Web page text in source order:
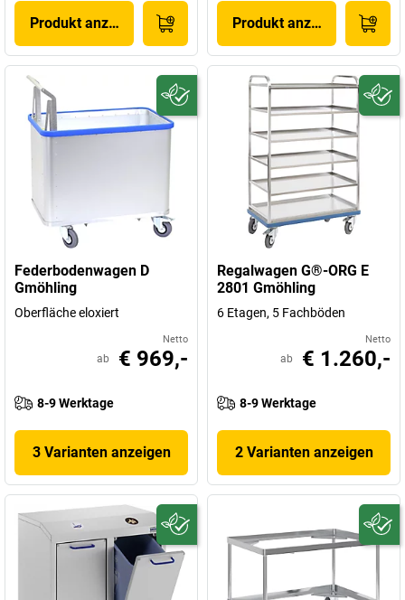
Produkt anzeigen Produkt anzeigen
Federbodenwagen D
Gmöhling
Oberfläche eloxiert
Netto
ab € 969,-
8-9 Werktage
3 Varianten anzeigen
Regalwagen G®-ORG E
2801 Gmöhling
6 Etagen, 5 Fachböden
Netto
ab € 1.260,-
8-9 Werktage
2 Varianten anzeigen